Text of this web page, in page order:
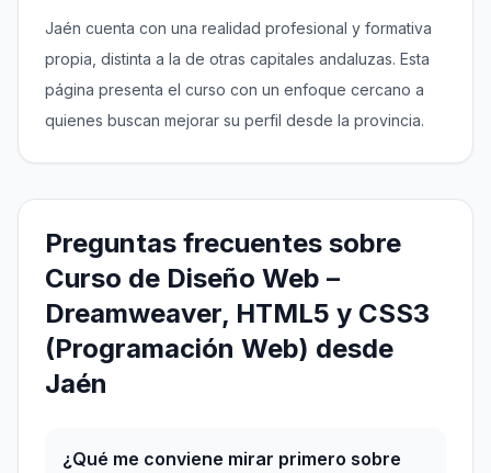
Jaén cuenta con una realidad profesional y formativa
propia, distinta a la de otras capitales andaluzas. Esta
página presenta el curso con un enfoque cercano a
quienes buscan mejorar su perfil desde la provincia.
Preguntas frecuentes sobre
Curso de Diseño Web –
Dreamweaver, HTML5 y CSS3
(Programación Web) desde
Jaén
¿Qué me conviene mirar primero sobre